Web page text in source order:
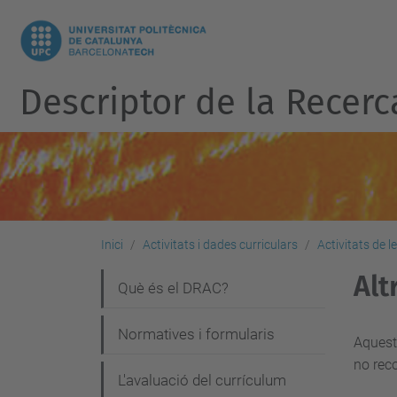
Descriptor de la
Inici Activitats i dades curriculars Activitats de
no
a
v
Què és el DRAC?
Normatives i formularis
L'avaluació del currículum